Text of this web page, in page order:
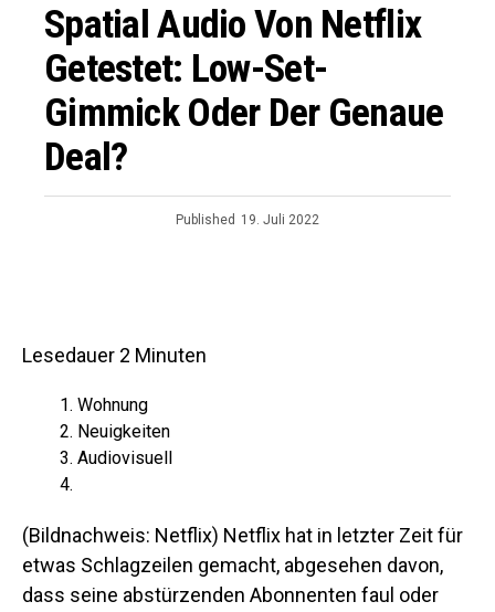
Spatial Audio Von Netflix
Getestet: Low-Set-
Gimmick Oder Der Genaue
Deal?
Published 19. Juli 2022
Lesedauer 2 Minuten
Wohnung
Neuigkeiten
Audiovisuell
(Bildnachweis: Netflix) Netflix hat in letzter Zeit für
etwas Schlagzeilen gemacht, abgesehen davon,
dass seine abstürzenden Abonnenten faul oder